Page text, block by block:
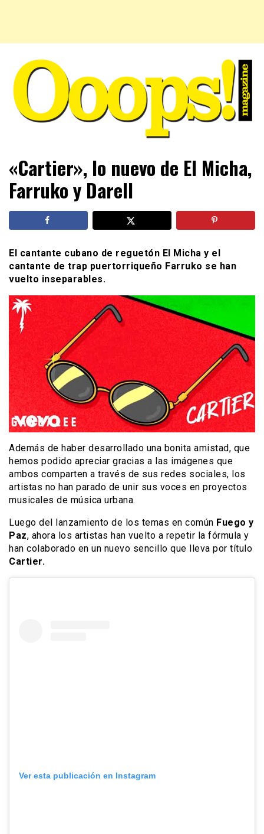
Ooops! Magazine
al tanto de las celebridades que sigues, todo a tu alcance
en un mismo lugar. Grupo Leferas™
«Cartier», lo nuevo de El Micha,
Farruko y Darell
El cantante cubano de reguetón El Micha y el
cantante de trap puertorriqueño Farruko se han
vuelto inseparables.
Además de haber desarrollado una bonita amistad, que
hemos podido apreciar gracias a las imágenes que
ambos comparten a través de sus redes sociales, los
artistas no han parado de unir sus voces en proyectos
musicales de música urbana.
Luego del lanzamiento de los temas en común Fuego y
Paz, ahora los artistas han vuelto a repetir la fórmula y
han colaborado en un nuevo sencillo que lleva por título
Cartier.
Ver esta publicación en Instagram